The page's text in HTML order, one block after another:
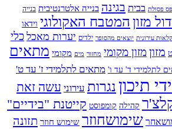
פסולת בבית בגינה בנייה אלטרנטיבית בנייה
מזון המטבח האקולוגי וידאו
עירונית יוצאים מהסופר ילדים יערות מאכל כלי
מזוןמזון מקומי מחזור מים מקומי מתאים
לתלמידי ד' עד ו' מתאים לתלמידי ז' עד ט'
תיכון נגרות עירוני עשה זאת
קהילה קומפוסט קייטנת "בידיים"
שימושחוזר שימוש חוזר תזונה